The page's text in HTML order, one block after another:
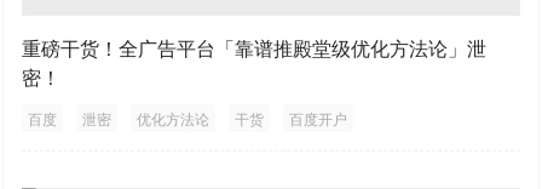
重磅干货！全广告平台「靠谱推殿堂级优化方法论」泄
密！
百度 泄密 优化方法论 干货 百度开户